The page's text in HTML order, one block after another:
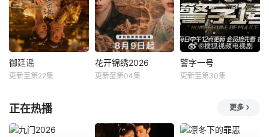
御廷谣
更新至第22集
花开锦绣2026
更新至第04集
警字一号
更新至第30集
正在热播 更多